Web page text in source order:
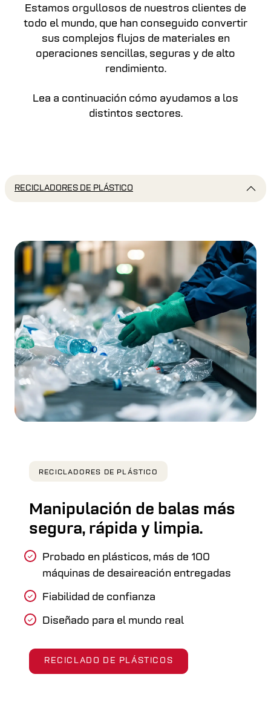
Estamos orgullosos de nuestros clientes de
todo el mundo, que han conseguido convertir
sus complejos flujos de materiales en
operaciones sencillas, seguras y de alto
rendimiento.
Lea a continuación cómo ayudamos a los
distintos sectores.
RECICLADORES DE PLÁSTICO
RECICLADORES DE PLÁSTICO
Manipulación de balas más
segura, rápida y limpia.
Probado en plásticos, más de 100
máquinas de desaireación entregadas
Fiabilidad de confianza
Diseñado para el mundo real
RECICLADO DE PLÁSTICOS